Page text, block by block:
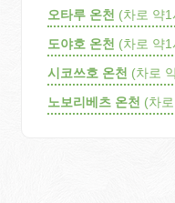
오타루 온천 (차로 약
도야호 온천 (차로 약1
시코쓰호 온천 (차로
노보리베츠 온천 (차